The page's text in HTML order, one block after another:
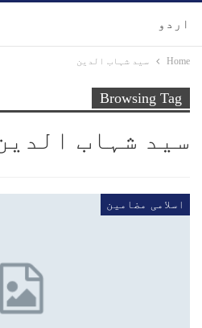
اردو
Home سید شہاب الدین
Browsing Tag
سید شہاب
اسلامی مضامین